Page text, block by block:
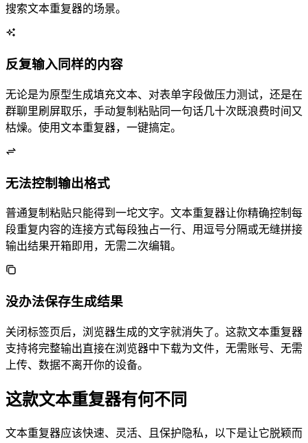
搜索文本重复器的场景。
反复输入同样的内容
无论是为 UI 原型生成填充文本、对表单字段做压力测试，还是在
群聊里刷屏取乐，手动复制粘贴同一句话几十次既浪费时间又
枯燥。使用文本重复器，一键搞定。
无法控制输出格式
普通复制粘贴只能得到一坨文字。文本重复器让你精确控制每
段重复内容的连接方式——每段独占一行、用逗号分隔或无缝拼接——
输出结果开箱即用，无需二次编辑。
没办法保存生成结果
关闭标签页后，浏览器生成的文字就消失了。这款文本重复器
支持将完整输出直接在浏览器中下载为 .txt 文件，无需账号、无需
上传、数据不离开你的设备。
这款文本重复器有何不同
文本重复器应该快速、灵活、且保护隐私，以下是让它脱颖而